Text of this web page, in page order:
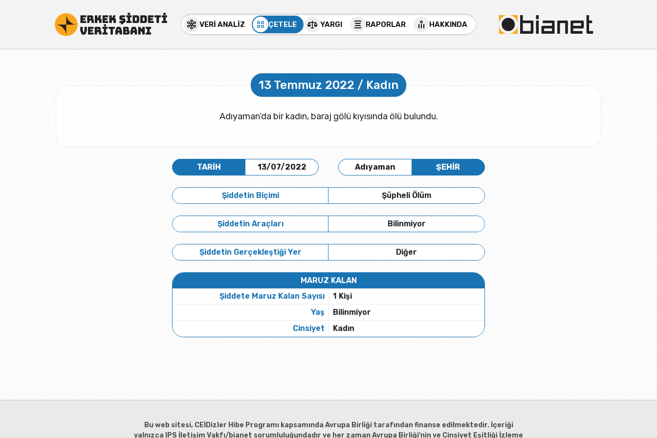
VERİ ANALİZ ÇETELE YARGI RAPORLAR HAKKINDA
13 Temmuz 2022 / Kadın
Adıyaman’da bir kadın, baraj gölü kıyısında ölü bulundu.
TARİH 13/07/2022 Adıyaman ŞEHİR
Şiddetin Biçimi Şüpheli Ölüm
Şiddetin Araçları Bilinmiyor
Şiddetin Gerçekleştiği Yer Diğer
MARUZ KALAN
Şiddete Maruz Kalan Sayısı
1 Kişi
Yaş
Bilinmiyor
Cinsiyet
Kadın
Bu web sitesi, CEİDizler Hibe Programı kapsamında Avrupa Birliği tarafından finanse edilmektedir. İçeriği
yalnızca IPS İletişim Vakfı/bianet sorumluluğundadır ve her zaman Avrupa Birliği'nin ve Cinsiyet Eşitliği İzleme